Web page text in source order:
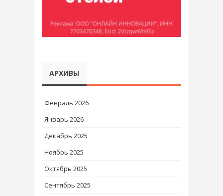
АРХИВЫ
Февраль 2026
Январь 2026
Декабрь 2025
Ноябрь 2025
Октябрь 2025
Сентябрь 2025